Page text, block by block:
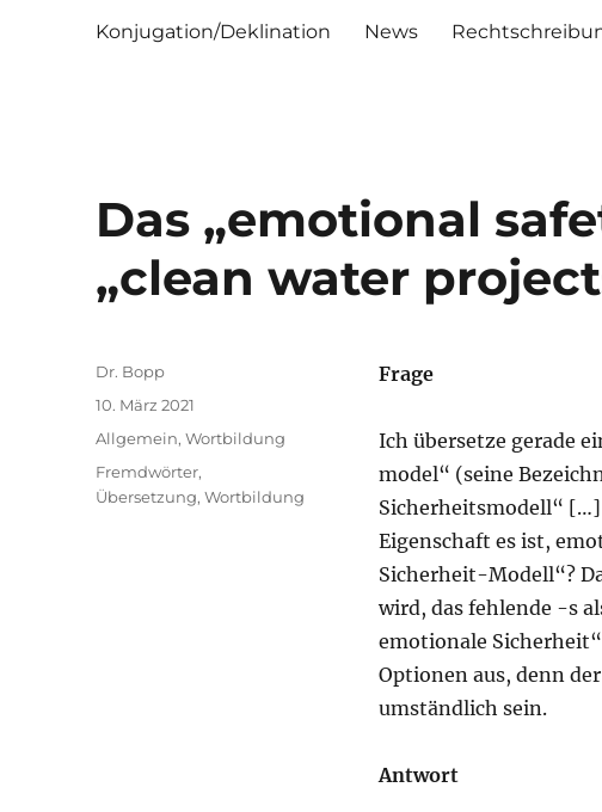
Konjugation/Deklination News
Das „emotional
„clean water
Frage
Ich übersetze gerade
model“ (seine
Sicherheitsmodell“ […]
Eigenschaft es ist,
Sicherheit-Modell“?
wird, das fehlende -s
emotionale
Optionen aus, denn
umständlich sein.
Antwort
Autor
Dr. Bopp
Veröffentlicht
am
10. März 2021
Kategorien
Allgemein,Wortbildung
Schlagwörter
Fremdwörter,
Übersetzung,Wortbildung